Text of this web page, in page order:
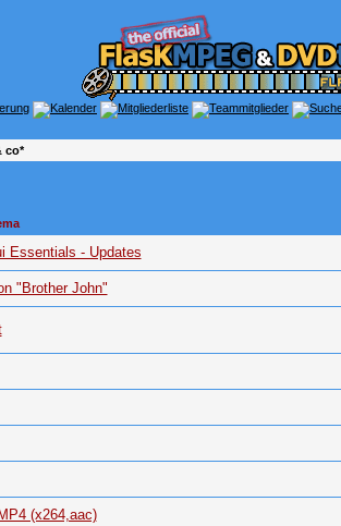
co*
Essentials - Updates
"Brother John"
(x264,aac)